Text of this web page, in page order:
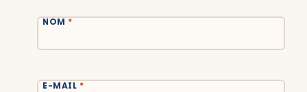
NOM*
E-MAIL *